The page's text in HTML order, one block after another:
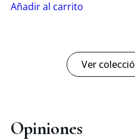
Añadir al carrito
Ver
Opiniones